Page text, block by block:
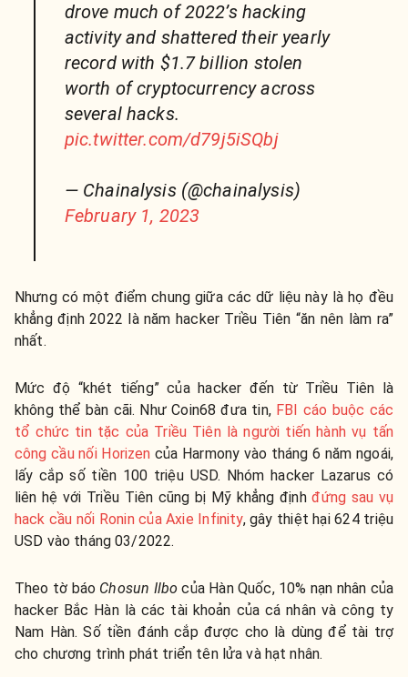
drove much of 2022’s hacking
activity and shattered their yearly
record with $1.7 billion stolen
worth of cryptocurrency across
several hacks.
pic.twitter.com/d79j5iSQbj
— Chainalysis (@chainalysis)
February 1, 2023
Nhưng có một điểm chung giữa các dữ liệu này là họ đều
khẳng định 2022 là năm hacker Triều Tiên “ăn nên làm ra”
nhất.
Mức độ “khét tiếng” của hacker đến từ Triều Tiên là
không thể bàn cãi. Như Coin68 đưa tin, FBI cáo buộc các
tổ chức tin tặc của Triều Tiên là người tiến hành vụ tấn
công cầu nối Horizen của Harmony vào tháng 6 năm ngoái,
lấy cắp số tiền 100 triệu USD. Nhóm hacker Lazarus có
liên hệ với Triều Tiên cũng bị Mỹ khẳng địnhđứng sau vụ
hack cầu nối Ronin của Axie Infinity, gây thiệt hại 624 triệu
USD vào tháng 03/2022.
Theo tờ báo Chosun Ilbo của Hàn Quốc, 10% nạn nhân của
hacker Bắc Hàn là các tài khoản của cá nhân và công ty
Nam Hàn. Số tiền đánh cắp được cho là dùng để tài trợ
cho chương trình phát triển tên lửa và hạt nhân.